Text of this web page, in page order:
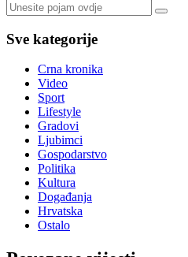
Sve kategorije
Crna kronika
Video
Sport
Lifestyle
Gradovi
Ljubimci
Gospodarstvo
Politika
Kultura
Događanja
Hrvatska
Ostalo